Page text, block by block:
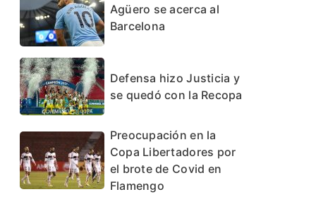
Agüero se acerca al
Barcelona
Defensa hizo Justicia y
se quedó con la Recopa
Preocupación en la
Copa Libertadores por
el brote de Covid en
Flamengo